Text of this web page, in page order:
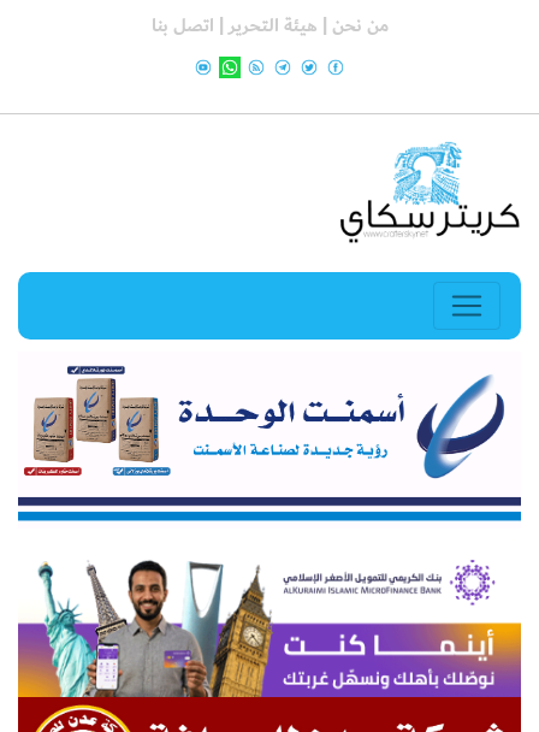
من نحن | هيئة التحرير | اتصل بنا